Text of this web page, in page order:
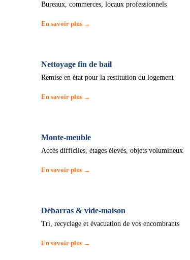
Bureaux, commerces, locaux professionnels
En savoir plus →
Nettoyage fin de bail
Remise en état pour la restitution du logement
En savoir plus →
Monte-meuble
Accès difficiles, étages élevés, objets volumineux
En savoir plus →
Débarras & vide-maison
Tri, recyclage et évacuation de vos encombrants
En savoir plus →